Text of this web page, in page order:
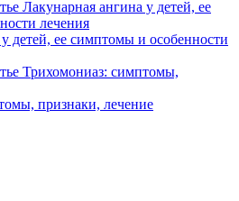
детей, ее симптомы и особенности
признаки, лечение